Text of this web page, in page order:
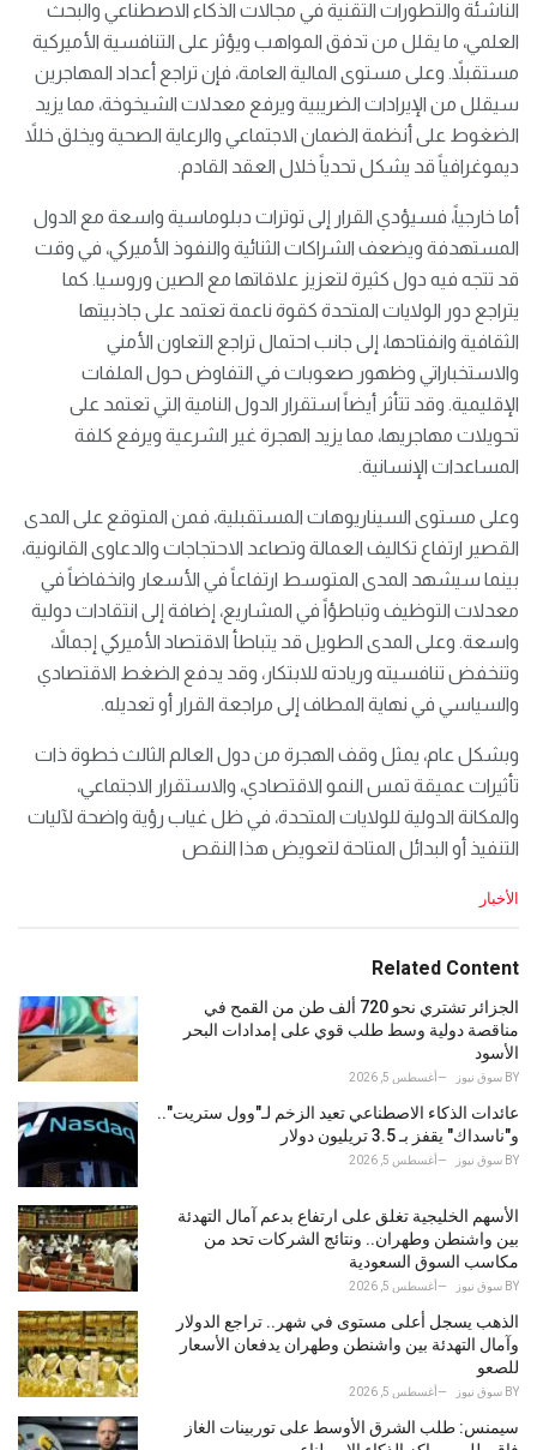
الناشئة والتطورات التقنية في مجالات الذكاء الاصطناعي والبحث
العلمي، ما يقلل من تدفق المواهب ويؤثر على التنافسية الأميركية
مستقبلاً. وعلى مستوى المالية العامة، فإن تراجع أعداد المهاجرين
سيقلل من الإيرادات الضريبية ويرفع معدلات الشيخوخة، مما يزيد
الضغوط على أنظمة الضمان الاجتماعي والرعاية الصحية ويخلق خللاً
ديموغرافياً قد يشكل تحدياً خلال العقد القادم.
أما خارجياً، فسيؤدي القرار إلى توترات دبلوماسية واسعة مع الدول
المستهدفة ويضعف الشراكات الثنائية والنفوذ الأميركي، في وقت
قد تتجه فيه دول كثيرة لتعزيز علاقاتها مع الصين وروسيا. كما
يتراجع دور الولايات المتحدة كقوة ناعمة تعتمد على جاذبيتها
الثقافية وانفتاحها، إلى جانب احتمال تراجع التعاون الأمني
والاستخباراتي وظهور صعوبات في التفاوض حول الملفات
الإقليمية. وقد تتأثر أيضاً استقرار الدول النامية التي تعتمد على
تحويلات مهاجريها، مما يزيد الهجرة غير الشرعية ويرفع كلفة
المساعدات الإنسانية.
وعلى مستوى السيناريوهات المستقبلية، فمن المتوقع على المدى
القصير ارتفاع تكاليف العمالة وتصاعد الاحتجاجات والدعاوى القانونية،
بينما سيشهد المدى المتوسط ارتفاعاً في الأسعار وانخفاضاً في
معدلات التوظيف وتباطؤاً في المشاريع، إضافة إلى انتقادات دولية
واسعة. وعلى المدى الطويل قد يتباطأ الاقتصاد الأميركي إجمالاً،
وتنخفض تنافسيته وريادته للابتكار، وقد يدفع الضغط الاقتصادي
والسياسي في نهاية المطاف إلى مراجعة القرار أو تعديله.
وبشكل عام، يمثل وقف الهجرة من دول العالم الثالث خطوة ذات
تأثيرات عميقة تمس النمو الاقتصادي، والاستقرار الاجتماعي،
والمكانة الدولية للولايات المتحدة، في ظل غياب رؤية واضحة لآليات
التنفيذ أو البدائل المتاحة لتعويض هذا النقص
C
e
o
r
i
e
:
الأخبار
Related Content
الجزائر تشتري نحو 720 ألف طن من القمح في
مناقصة دولية وسط طلب قوي على إمدادات البحر
الأسود
BY سوق نيوز أغسطس 5, 2026
عائدات الذكاء الاصطناعي تعيد الزخم لـ"وول ستريت"..
و"ناسداك" يقفز بـ 3.5 تريليون دولار
BY سوق نيوز أغسطس 5, 2026
الأسهم الخليجية تغلق على ارتفاع بدعم آمال التهدئة
بين واشنطن وطهران.. ونتائج الشركات تحد من
مكاسب السوق السعودية
BY سوق نيوز أغسطس 5, 2026
الذهب يسجل أعلى مستوى في شهر.. تراجع الدولار
وآمال التهدئة بين واشنطن وطهران يدفعان الأسعار
للصعو
BY سوق نيوز أغسطس 5, 2026
سيمنس: طلب الشرق الأوسط على توربينات الغاز